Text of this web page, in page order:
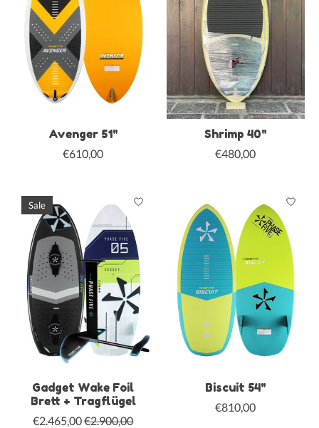
Avenger 51"
€610,00
Shrimp 40"
€480,00
Sale
Gadget Wake Foil
Brett + Tragflügel
€2.465,00€2.900,00
Biscuit 54"
€810,00